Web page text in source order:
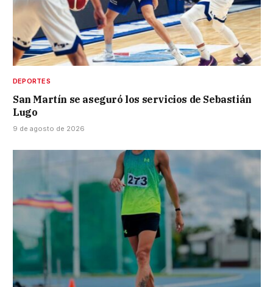
DEPORTES
San Martín se aseguró los servicios de Sebastián
Lugo
9 de agosto de 2026